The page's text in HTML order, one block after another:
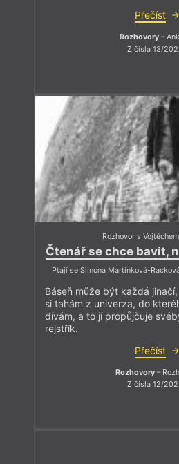
Přečíst
Rozhovory–
Z čísla 13/
Rozhovor s
Čtenář se chce bavit,
Ptají se Simona Martínková-
Báseň může být každá
si tahám z univerza, do
dívám, a to jí propůjčuje
rejstřík.
Přečíst
Rozhovory–
Z čísla 12/